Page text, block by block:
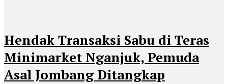
Hendak Transaksi Sabu di Teras
Minimarket Nganjuk, Pemuda
Asal Jombang Ditangkap